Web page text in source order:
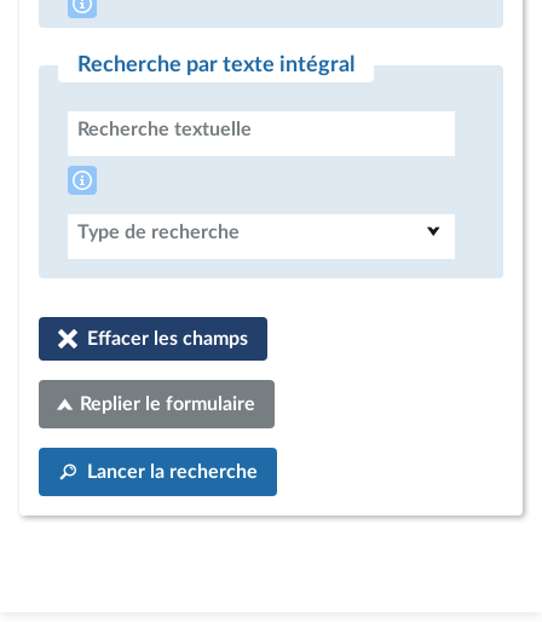
Recherche par texte intégral
Recherche textuelle
Type de recherche
Effacer les champs
Replier le formulaire
Lancer la recherche